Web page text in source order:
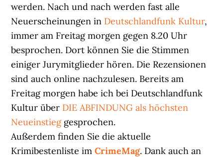
werden. Nach und nach werden fast alle
Neuerscheinungen in Deutschlandfunk Kultur,
immer am Freitag morgen gegen 8.20 Uhr
besprochen. Dort können Sie die Stimmen
einiger Jurymitglieder hören. Die Rezensionen
sind auch online nachzulesen. Bereits am
Freitag morgen habe ich bei Deutschlandfunk
Kultur über DIE ABFINDUNG als höchsten
Neueinstieg gesprochen.
Außerdem finden Sie die aktuelle
Krimibestenliste imCrimeMag. Dank auch an